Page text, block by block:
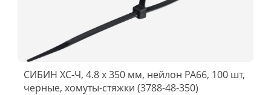
СИБИН ХС-Ч, 4.8 x 350 мм, нейлон РА66, 100 шт,
черные, хомуты-стяжки (3788-48-350)